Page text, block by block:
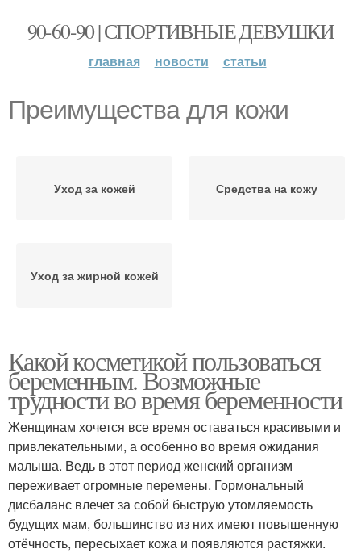
90-60-90 | СПОРТИВНЫЕ ДЕВУШКИ
главная новости статьи
Преимущества для кожи
Уход за кожей Средства на кожу
Уход за жирной кожей
Какой косметикой пользоваться
беременным. Возможные
трудности во время беременности
Женщинам хочется все время оставаться красивыми и
привлекательными, а особенно во время ожидания
малыша. Ведь в этот период женский организм
переживает огромные перемены. Гормональный
дисбаланс влечет за собой быструю утомляемость
будущих мам, большинство из них имеют повышенную
отёчность, пересыхает кожа и появляются растяжки.